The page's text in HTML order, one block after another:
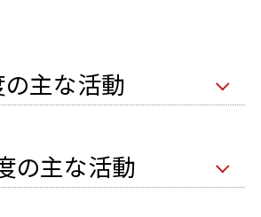
主な活動
の主な活動